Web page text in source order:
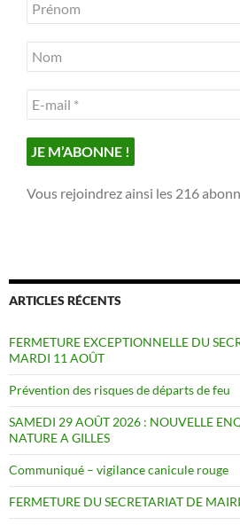
Vous rejoindrez ainsi les 216
ARTICLES RÉCENTS
FERMETURE EXCEPTIONNELLE DU
MARDI 11 AOÛT
Prévention des risques de départs de feu
SAMEDI 29 AOÛT 2026 : NOUVELLE
NATURE A GILLES
Communiqué – vigilance canicule rouge
FERMETURE DU SECRETARIAT DE